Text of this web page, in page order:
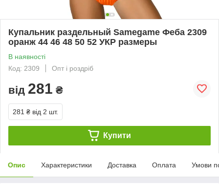
Купальник раздельный Samegame Феба 2309
оранж 44 46 48 50 52 УКР размеры
В наявності
Код: 2309
Опт і роздріб
від 281 ₴
281 ₴ від 2 шт.
Купити
Опис Характеристики Доставка Оплата Умови